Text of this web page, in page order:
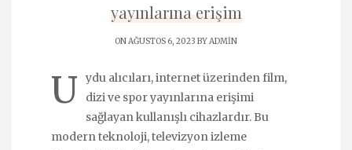
yayınlarına erişim
ON AĞUSTOS 6, 2023 BYADMIN
U
ydu alıcıları, internet üzerinden film,
dizi ve spor yayınlarına erişimi
sağlayan kullanışlı cihazlardır. Bu
modern teknoloji, televizyon izleme